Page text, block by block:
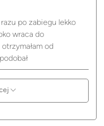
po zabiegu lekko
wraca do
od